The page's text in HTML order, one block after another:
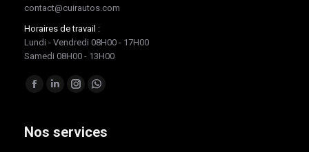
contact@cuirautos.com
Horaires de travail :
Lundi - Vendredi 08H00 - 17H00
Samedi 08H00 - 13H00
Trouvez nous sur :
Facebook
opens
LinkedIn
opens
Instagram
opens
Whatsapp
opens
Nos services